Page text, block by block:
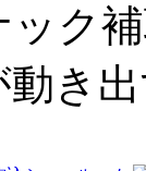
ク
き